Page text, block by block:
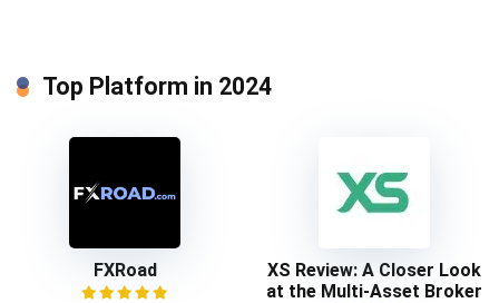
Top Platform in 2024
FXRoad
XS Review: A Closer Look
at the Multi-Asset Broker